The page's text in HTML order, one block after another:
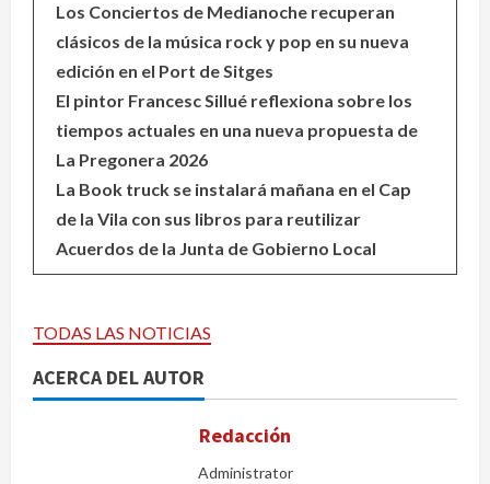
Los Conciertos de Medianoche recuperan
clásicos de la música rock y pop en su nueva
edición en el Port de Sitges
El pintor Francesc Sillué reflexiona sobre los
tiempos actuales en una nueva propuesta de
La Pregonera 2026
La Book truck se instalará mañana en el Cap
de la Vila con sus libros para reutilizar
Acuerdos de la Junta de Gobierno Local
TODAS LAS NOTICIAS
ACERCA DEL AUTOR
Redacción
Administrator